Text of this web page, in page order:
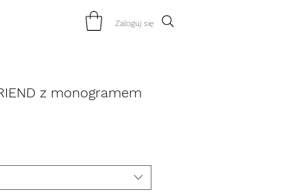
Zaloguj się
z monogramem